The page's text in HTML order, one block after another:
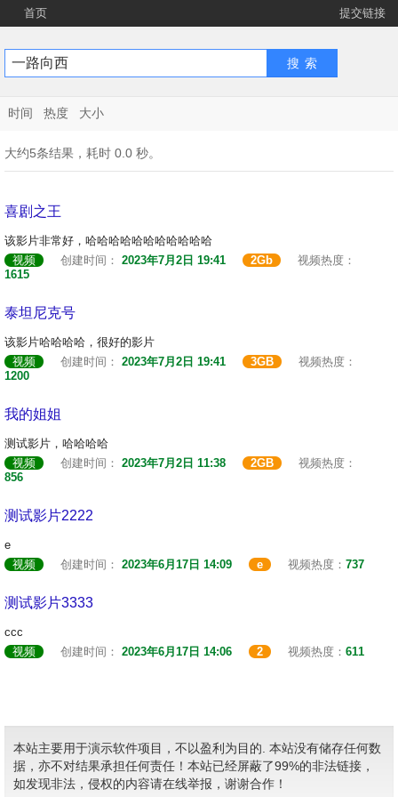
首页 提交链接
时间 热度 大小
大约5条结果，耗时 0.0 秒。
喜剧之王
该影片非常好，哈哈哈哈哈哈哈哈哈哈哈
视频
创建时间： 2023年7月2日 19:41 2Gb
视频热度：
1615
泰坦尼克号
该影片哈哈哈哈，很好的影片
视频
创建时间： 2023年7月2日 19:41 3GB
视频热度：
1200
我的姐姐
测试影片，哈哈哈哈
视频
创建时间： 2023年7月2日 11:38 2GB
视频热度：
856
测试影片2222
e
视频
创建时间： 2023年6月17日 14:09 e 视频热度： 737
测试影片3333
ccc
视频
创建时间： 2023年6月17日 14:06 2 视频热度： 611
本站主要用于演示软件项目，不以盈利为目的. 本站没有储存任何数
据，亦不对结果承担任何责任！本站已经屏蔽了99%的非法链接，
如发现非法，侵权的内容请在线举报，谢谢合作！